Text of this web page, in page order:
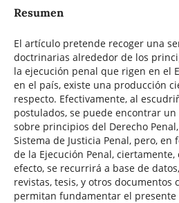
Resumen
El artículo pretende recoger una
doctrinarias alrededor de los
la ejecución penal que rigen en el
en el país, existe una producción
respecto. Efectivamente, al
postulados, se puede encontrar
sobre principios del Derecho
Sistema de Justicia Penal, pero, en
de la Ejecución Penal,
efecto, se recurrirá a base de
revistas, tesis, y otros documentos
permitan fundamentar el